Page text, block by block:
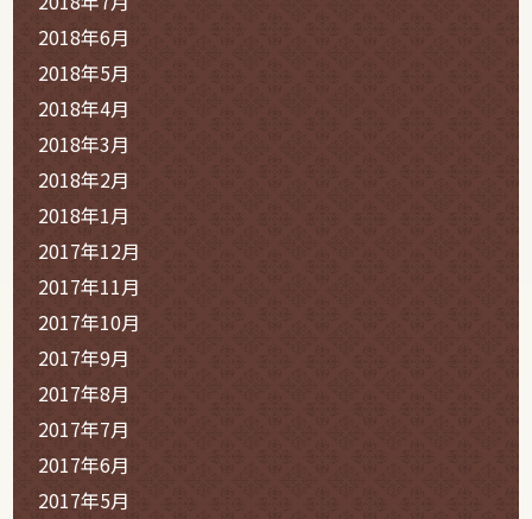
2018年6月
2018年5月
2018年4月
2018年3月
2018年2月
2018年1月
2017年12月
2017年11月
2017年10月
2017年9月
2017年8月
2017年7月
2017年6月
2017年5月